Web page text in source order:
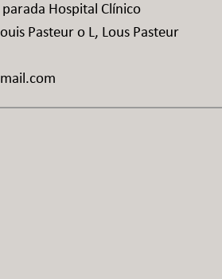
Hospital Clínico​
Pasteur o L, Lous Pasteur